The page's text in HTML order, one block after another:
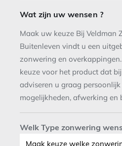
Wat zijn uw wensen ?
Maak uw keuze Bij Veldman
Buitenleven vindt u een
zonwering en
keuze voor het product dat
adviseren u graag
mogelijkheden, afwerking en
Welk Type zonwering